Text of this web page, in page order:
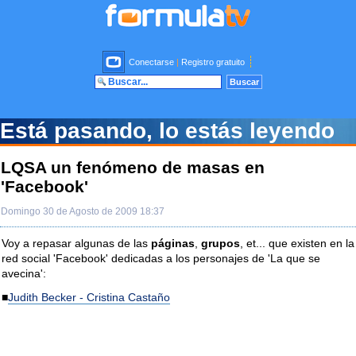
Conectarse | Registro gratuito
Está pasando, lo estás leyendo
LQSA un fenómeno de masas en
'Facebook'
Domingo 30 de Agosto de 2009 18:37
Voy a repasar algunas de las páginas grupos , et... que existen en la
red social 'Facebook' dedicadas a los personajes de 'La que se
avecina':
■Judith Becker - Cristina Castaño